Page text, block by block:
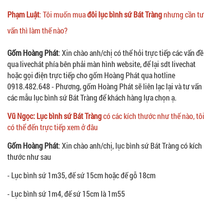
Phạm Luật: Tôi muốn muađôi lục bình sứ Bát Tràngnhưng cần tư
vấn thì làm thế nào?
Gốm Hoàng Phát: Xin chào anh/chị có thể hỏi trực tiếp các vấn đề
qua livechát phía bên phải màn hình website, để lại sdt livechat
hoặc gọi điện trực tiếp cho gốm Hoàng Phát qua hotline
0918.482.648 - Phương, gốm Hoàng Phát sẽ liên lạc lại và tư vấn
các mẫu lục bình sứ Bát Tràng để khách hàng lựa chọn ạ.
Vũ Ngọc: Lục bình sứ Bát Tràngcó các kích thước như thế nào, tôi
có thể đến trực tiếp xem ở đâu
Gốm Hoàng Phát: Xin chào anh/chị, lục bình sứ Bát Tràng có kích
thước như sau
- Lục bình sứ 1m35, đế sứ 15cm hoặc đế gỗ 18cm
- Lục bình sứ 1m4, đế sứ 15cm là 1m55